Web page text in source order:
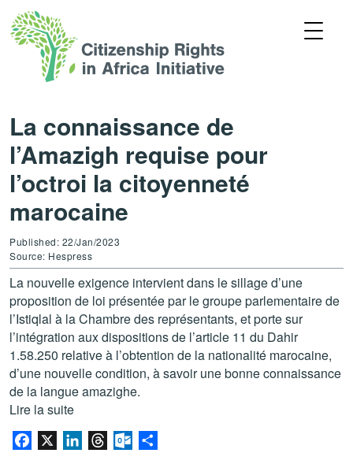
La connaissance de
l’Amazigh requise pour
l’octroi la citoyenneté
marocaine
Published: 22/Jan/2023
Source: Hespress
La nouvelle exigence intervient dans le sillage d’une
proposition de loi présentée par le groupe parlementaire de
l’Istiqlal à la Chambre des représentants, et porte sur
l’intégration aux dispositions de l’article 11 du Dahir
1.58.250 relative à l’obtention de la nationalité marocaine,
d’une nouvelle condition, à savoir une bonne connaissance
de la langue amazighe.
Lire la suite
Facebook
LinkedInThreadsOutlook.com